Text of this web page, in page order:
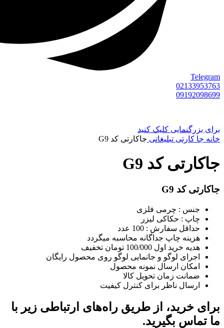
Telegram
02133953763
09192098699
برای بزرگنمایی کلیک کنید
خانه جا کارتی تبلیغاتی جاکارتی کد G9
جاکارتی کد G9
جاکارتی کد G9
جنس : چرمی فلزی
چاپ : حکاکی لیزر
حداقل سفارش : 100 عدد
هزینه چاپ جداگانه محاسبه میگردد
هدیه خرید اول 100/000 تومان تخفیف
اجرای لوگو و جانمایی لوگو روی محصول رایگان
امکان ارسال نمونه محصول
ضمانت زمان تحویل کالا
ارسال ناظر برای کنترل کیفیت
برای خرید، از طریق راه‌های ارتباطی زیر با
ما تماس بگیرید.